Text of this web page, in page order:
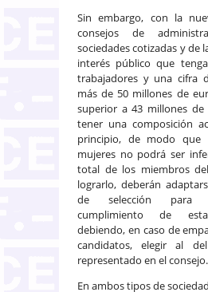
Sin embargo, con la
consejos de
sociedades cotizadas y de
interés público que
trabajadores y una cifra
más de 50 millones de
superior a 43 millones de
tener una composición
principio, de modo que
mujeres no podrá ser
total de los miembros
lograrlo, deberán
de selección para
cumplimiento de
debiendo, en caso de
candidatos, elegir al
representado en el consejo.
En ambos tipos de